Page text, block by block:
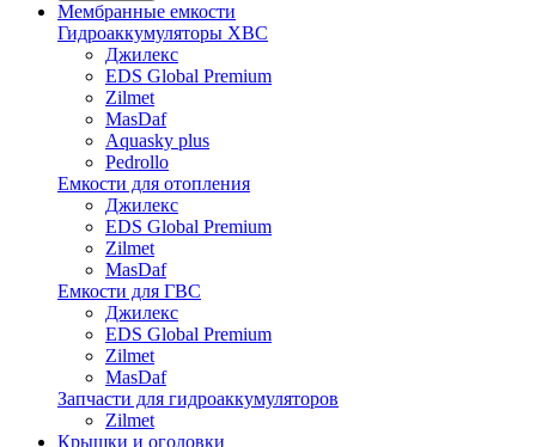
Мембранные емкости
Гидроаккумуляторы ХВС
Джилекс
EDS Global Premium
Zilmet
MasDaf
Aquasky plus
Pedrollo
Емкости для отопления
Джилекс
EDS Global Premium
Zilmet
MasDaf
Емкости для ГВС
Джилекс
EDS Global Premium
Zilmet
MasDaf
Запчасти для гидроаккумуляторов
Zilmet
Крышки и оголовки